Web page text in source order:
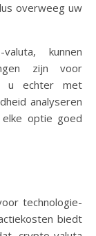
overweeg uw
kunnen
zijn voor
u echter met
analyseren
elke optie goed
technologie-
biedt